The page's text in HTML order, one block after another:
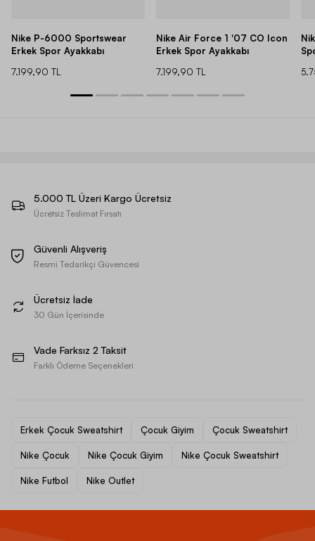
Nike P-6000 Sportswear
Erkek Spor Ayakkabı
7.199,90 TL
Nike Air Force 1 '07 CO Icon
Erkek Spor Ayakkabı
7.199,90 TL
5.000 TL Üzeri Kargo Ücretsiz
Ücretsiz Teslimat Fırsatı
Güvenli Alışveriş
Resmi Tedarikçi Güvencesi
Ücretsiz İade
30 Gün İçerisinde
Vade Farksız 2 Taksit
Farklı Ödeme Seçenekleri
Erkek Çocuk Sweatshirt Çocuk Giyim Çocuk Sweatshirt
Nike Çocuk Nike Çocuk Giyim Nike Çocuk Sweatshirt
Nike Futbol Nike Outlet